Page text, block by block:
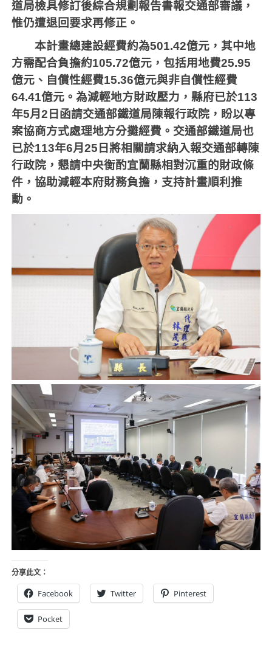
道局檢具修訂後綜合規劃報告書報交通部審議，
惟仍遭退回要求再修正。
本計畫總建設經費約為501.42億元，其中地
方需配合負擔約105.72億元，包括用地費25.95
億元、自償性經費15.36億元與非自償性經費
64.41億元。為減輕地方財政壓力，縣府已於113
年5月2 日函請交通部鐵道局陳報行政院，盼以專
案協商方式處理地方分攤經費。交通部鐵道局也
已於113年6月25 日將相關請求納入報交通部轉陳
行政院，懇請中央衡酌宜蘭縣相對沉重的財政條
件，協助減輕本府財務負擔，支持計畫順利推
動。
分享此文：
Facebook Twitter Pinterest
Pocket